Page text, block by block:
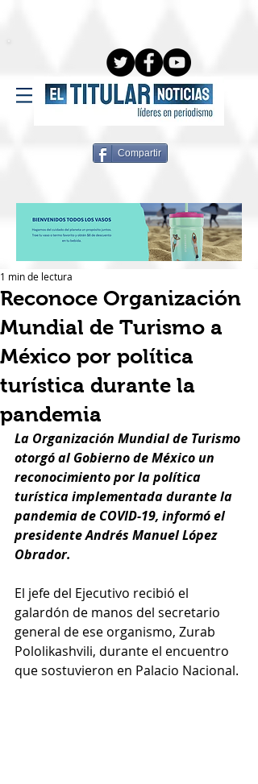
Compartir
Reconoce Organización
Mundial de Turismo a
México por política
turística durante la
pandemia
1 min de lectura
La Organización Mundial de Turismo
otorgó al Gobierno de México un
reconocimiento por la política
turística implementada durante la
pandemia de COVID-19, informó el
presidente Andrés Manuel López
Obrador.
El jefe del Ejecutivo recibió el
galardón de manos del secretario
general de ese organismo, Zurab
Pololikashvili, durante el encuentro
que sostuvieron en Palacio Nacional.